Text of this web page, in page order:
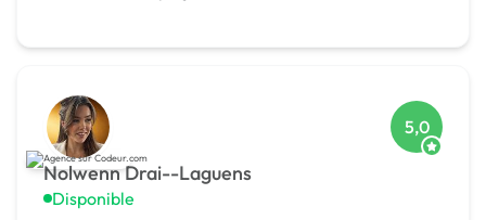
Nolwenn Drai--Laguens
Disponible
5,0